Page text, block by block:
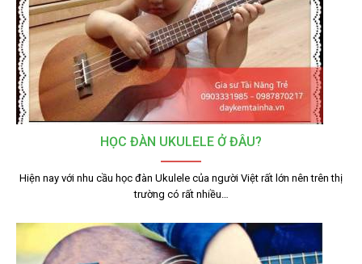
HỌC ĐÀN UKULELE Ở ĐÂU?
Hiện nay với nhu cầu học đàn Ukulele của người Việt rất lớn nên trên thị
trường có rất nhiều…